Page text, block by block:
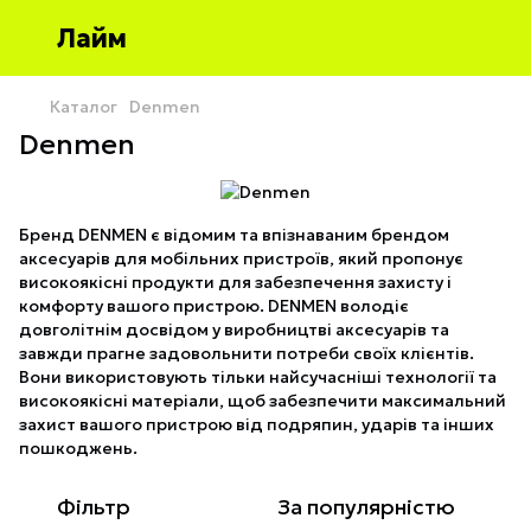
Лайм
Каталог Denmen
Denmen
Бренд DENMEN є відомим та впізнаваним брендом
аксесуарів для мобільних пристроїв, який пропонує
високоякісні продукти для забезпечення захисту і
комфорту вашого пристрою. DENMEN володіє
довголітнім досвідом у виробництві аксесуарів та
завжди прагне задовольнити потреби своїх клієнтів.
Вони використовують тільки найсучасніші технології та
високоякісні матеріали, щоб забезпечити максимальний
захист вашого пристрою від подряпин, ударів та інших
пошкоджень.
Фільтр За популярністю